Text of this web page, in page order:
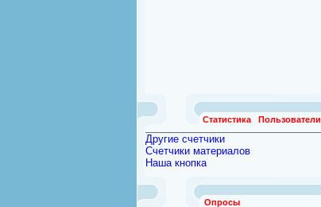
Статистика Пользователи
Другие счетчики
Счетчики материалов
Наша кнопка
Опросы